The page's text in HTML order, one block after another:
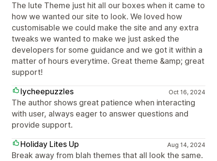
The lute Theme just hit all our boxes when it came to
how we wanted our site to look. We loved how
customisable we could make the site and any extra
tweaks we wanted to make we just asked the
developers for some guidance and we got it within a
matter of hours everytime. Great theme &amp; great
support!
lycheepuzzles
Oct 16, 2024
The author shows great patience when interacting
with user, always eager to answer questions and
provide support.
Holiday Lites Up
Aug 14, 2024
Break away from blah themes that all look the same.